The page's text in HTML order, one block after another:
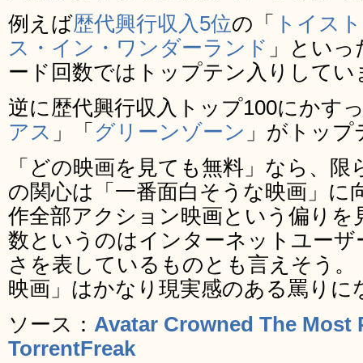
例えば歴代興行収入5位の「
トイス
ス・イン・ワンダーランド 」とい
ード回数ではトップテン入りしてい
逆に歴代興行収入トップ100にかす
アス 」「 グリーンゾーン 」がトッ
「どの映画を見ても無料」なら、
の関心は「一番面白そうな映画」に
作全部アクション映画という偏りを
数というのはインターネットユー
さを表しているものとも言えそう
映画」はかなり現実感のある罵り
ソース： Avatar Crowned The Most
TorrentFreak